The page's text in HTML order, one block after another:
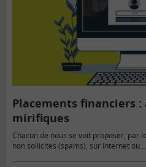
Placements financiers
mirifiques
Chacun de nous se voit proposer, par
non sollicités (spams), sur Internet ou…